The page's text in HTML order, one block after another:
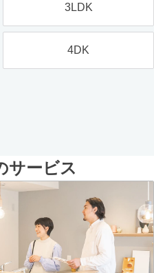
3LDK
4DK
サービス